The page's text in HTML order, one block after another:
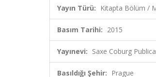
Yayın Türü: Kitapta Bölüm /
Basım Tarihi: 2015
Yayınevi: Saxe Coburg
Basıldığı Şehir: Prague